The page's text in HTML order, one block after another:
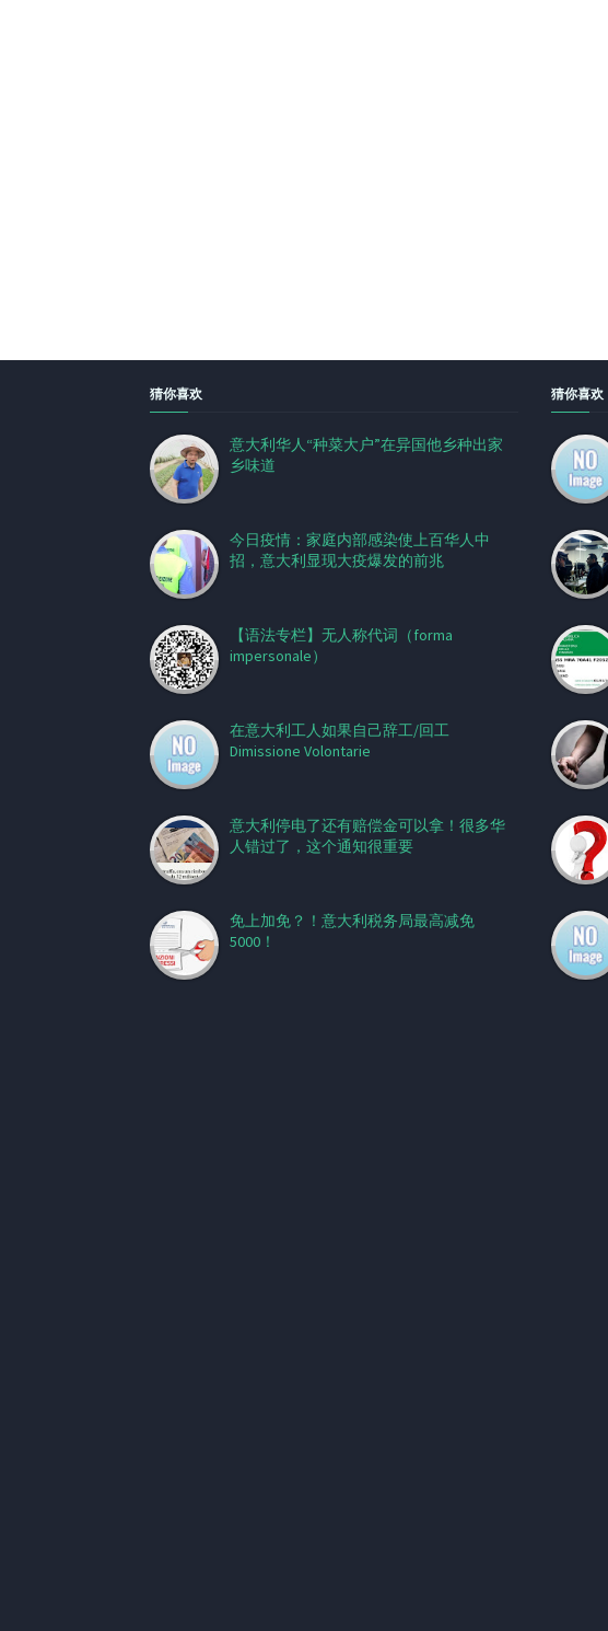
猜你喜欢
意大利华人“种菜大户”在异国他乡种出家
乡味道
今日疫情：家庭内部感染使上百华人中
招，意大利显现大疫爆发的前兆
【语法专栏】无人称代词（forma
impersonale）
在意大利工人如果自己辞工/回工
Dimissione Volontarie
意大利停电了还有赔偿金可以拿！很多华
人错过了，这个通知很重要
免上加免？！意大利税务局最高减免
5000！
猜你喜欢